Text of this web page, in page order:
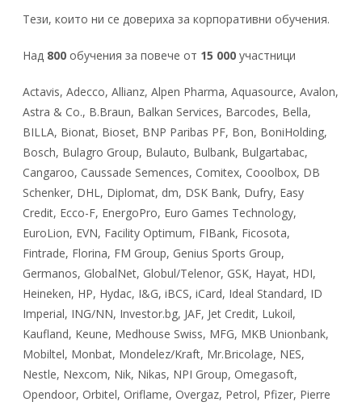
Тези, които ни се довериха за корпоративни обучения.
Над 800 обучения за повече от 15 000 участници
Actavis, Adecco, Allianz, Alpen Pharma, Aquasource, Avalon,
Astra & Co., B.Braun, Balkan Services, Barcodes, Bella,
BILLA, Bionat, Bioset, BNP Paribas PF, Bon, BoniHolding,
Bosch, Bulagro Group, Bulauto, Bulbank, Bulgartabac,
Cangaroo, Caussade Semences, Comitex, Cooolbox, DB
Schenker, DHL, Diplomat, dm, DSK Bank, Dufry, Easy
Credit, Ecco-F, EnergoPro, Euro Games Technology,
EuroLion, EVN, Facility Optimum, FIBank, Ficosota,
Fintrade, Florina, FM Group, Genius Sports Group,
Germanos, GlobalNet, Globul/Telenor, GSK, Hayat, HDI,
Heineken, HP, Hydac, I&G, iBCS, iCard, Ideal Standard, ID
Imperial, ING/NN, Investor.bg, JAF, Jet Credit, Lukoil,
Kaufland, Keune, Medhouse Swiss, MFG, MKB Unionbank,
Mobiltel, Monbat, Mondelez/Kraft, Mr.Bricolage, NES,
Nestle, Nexcom, Nik, Nikas, NPI Group, Omegasoft,
Opendoor, Orbitel, Oriflame, Overgaz, Petrol, Pfizer, Pierre